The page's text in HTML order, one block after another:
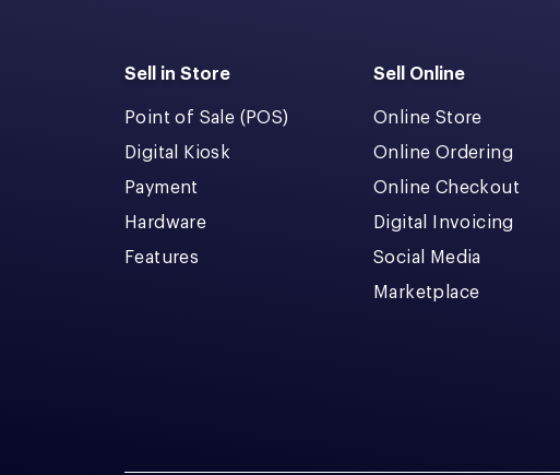
Sell in Store
Point of Sale (POS)
Digital Kiosk
Payment
Hardware
Features
Sell Online
Online Store
Online Ordering
Online Checkout
Digital Invoicing
Social Media
Marketplace